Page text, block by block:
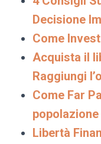
Decisione
Come
Acquista il
Raggiungi
Come Far
popolazione
Libertà